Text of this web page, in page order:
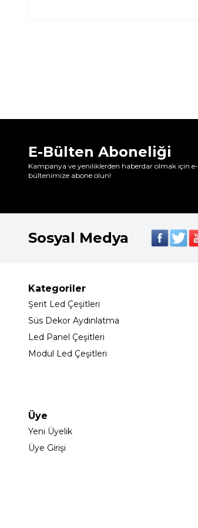
E-Bülten Aboneliği
Kampanya ve yeniliklerden haberdar olmak için e-
bültenimize abone olun!
Sosyal Medya
Kategoriler
Şerit Led Çeşitleri
Süs Dekor Aydınlatma
Led Panel Çeşitleri
Modul Led Çeşitleri
Üye
Yeni Üyelik
Üye Girişi